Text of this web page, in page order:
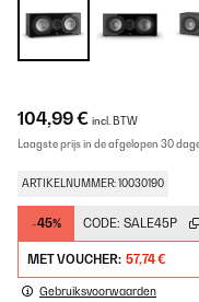
104,99 € incl. BTW
Laagste prijs in de afgelopen 30
ARTIKELNUMMER: 10030190
-45% CODE: SALE45P
MET VOUCHER: 57,74 €
Gebruiksvoorwaarden